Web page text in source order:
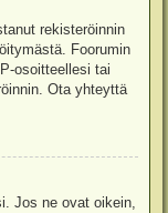
rekisteröinnin
Foorumin
osoitteellesi tai
Ota yhteyttä
Jos ne ovat oikein,